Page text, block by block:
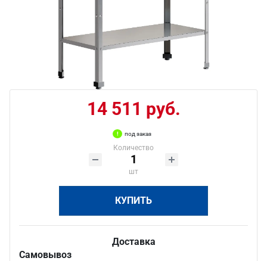
14 511 руб.
под заказ
Количество
шт
КУПИТЬ
Доставка
Самовывоз